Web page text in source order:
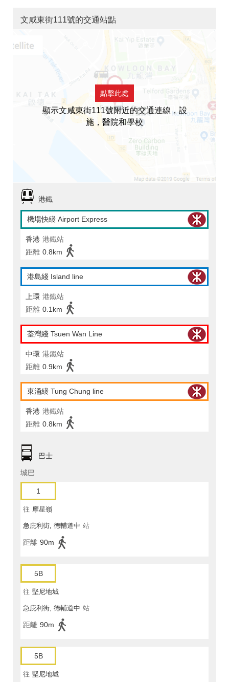
文咸東街111號的交通站點
點擊此處
顯示文咸東街111號附近的交通連線，設
施，醫院和學校
港鐵
機場快綫 Airport Express
香港 港鐵站
距離 0.8km
港島綫 Island line
上環 港鐵站
距離 0.1km
荃灣綫 Tsuen Wan Line
中環 港鐵站
距離 0.9km
東涌綫 Tung Chung line
香港 港鐵站
距離 0.8km
巴士
城巴
1
往 摩星嶺
急庇利街, 德輔道中 站
距離 90m
5B
往 堅尼地城
急庇利街, 德輔道中 站
距離 90m
5B
往 堅尼地城